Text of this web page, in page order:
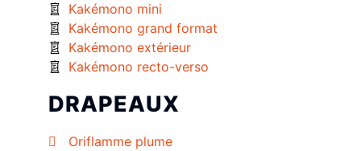
Kakémono mini
Kakémono grand format
Kakémono extérieur
Kakémono recto-verso
DRAPEAUX
Oriflamme plume